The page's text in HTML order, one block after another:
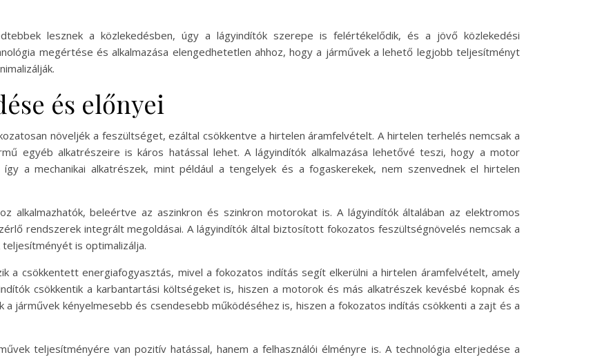
lesznek a közlekedésben, úgy a lágyindítók szerepe is felértékelődik, és a jövő közlekedési
megértése és alkalmazása elengedhetetlen ahhoz, hogy a járművek a lehető legjobb teljesítményt
és előnyei
növeljék a feszültséget, ezáltal csökkentve a hirtelen áramfelvételt. A hirtelen terhelés nemcsak a
egyéb alkatrészeire is káros hatással lehet. A lágyindítók alkalmazása lehetővé teszi, hogy a motor
a mechanikai alkatrészek, mint például a tengelyek és a fogaskerekek, nem szenvednek el hirtelen
alkalmazhatók, beleértve az aszinkron és szinkron motorokat is. A lágyindítók általában az elektromos
rendszerek integrált megoldásai. A lágyindítók által biztosított fokozatos feszültségnövelés nemcsak a
is optimalizálja.
a csökkentett energiafogyasztás, mivel a fokozatos indítás segít elkerülni a hirtelen áramfelvételt, amely
csökkentik a karbantartási költségeket is, hiszen a motorok és más alkatrészek kevésbé kopnak és
a járművek kényelmesebb és csendesebb működéséhez is, hiszen a fokozatos indítás csökkenti a zajt és a
teljesítményére van pozitív hatással, hanem a felhasználói élményre is. A technológia elterjedése a